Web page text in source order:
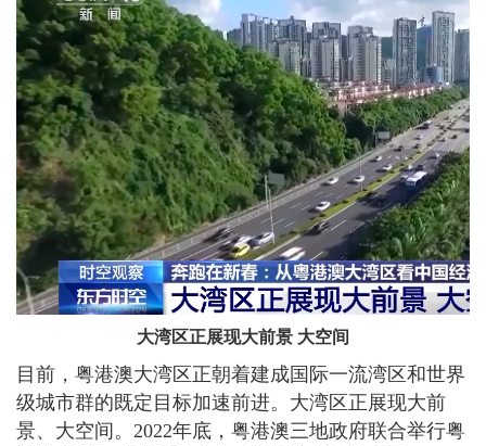
大湾区正展现大前景 大空间
目前，粤港澳大湾区正朝着建成国际一流湾区和世界
级城市群的既定目标加速前进。大湾区正展现大前
景、大空间。2022年底，粤港澳三地政府联合举行粤